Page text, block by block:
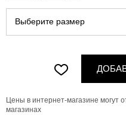
Выберите размер
Цены в интернет-магазине могут
магазинах